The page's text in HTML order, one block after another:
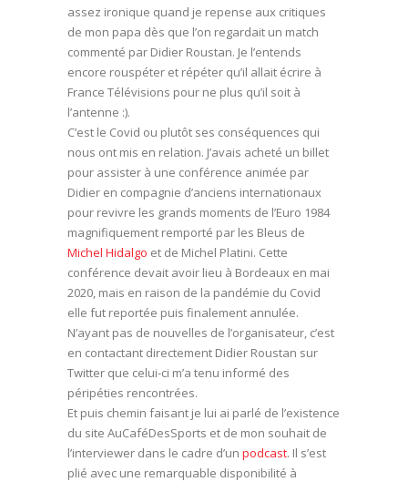
assez ironique quand je repense aux critiques
de mon papa dès que l’on regardait un match
commenté par Didier Roustan. Je l’entends
encore rouspéter et répéter qu’il allait écrire à
France Télévisions pour ne plus qu’il soit à
l’antenne :).
C’est le Covid ou plutôt ses conséquences qui
nous ont mis en relation. J’avais acheté un billet
pour assister à une conférence animée par
Didier en compagnie d’anciens internationaux
pour revivre les grands moments de l’Euro 1984
magnifiquement remporté par les Bleus de
Michel Hidalgo et de Michel Platini. Cette
conférence devait avoir lieu à Bordeaux en mai
2020, mais en raison de la pandémie du Covid
elle fut reportée puis finalement annulée.
N’ayant pas de nouvelles de l’organisateur, c’est
en contactant directement Didier Roustan sur
Twitter que celui-ci m’a tenu informé des
péripéties rencontrées.
Et puis chemin faisant je lui ai parlé de l’existence
du site AuCaféDesSports et de mon souhait de
l’interviewer dans le cadre d’un podcast. Il s’est
plié avec une remarquable disponibilité à